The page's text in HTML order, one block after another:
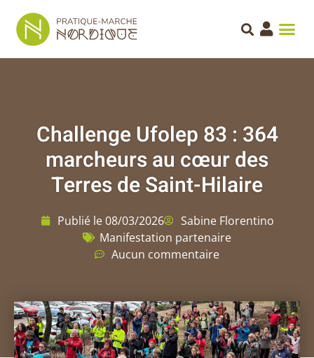
Challenge Ufolep 83 : 364
marcheurs au cœur des
Terres de Saint-Hilaire
Publié le08/03/2026
Sabine Florentino
Manifestation partenaire
Aucun commentaire